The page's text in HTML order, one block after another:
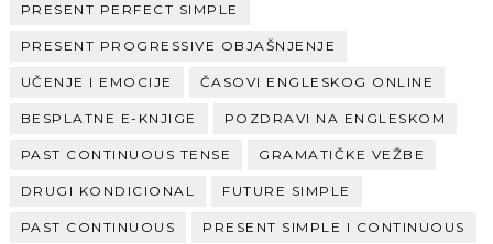
PRESENT PERFECT SIMPLE
PRESENT PROGRESSIVE OBJAŠNJENJE
UČENJE I EMOCIJE ČASOVI ENGLESKOG ONLINE
BESPLATNE E-KNJIGE POZDRAVI NA ENGLESKOM
PAST CONTINUOUS TENSE GRAMATIČKE VEŽBE
DRUGI KONDICIONAL FUTURE SIMPLE
PAST CONTINUOUS PRESENT SIMPLE I CONTINUOUS